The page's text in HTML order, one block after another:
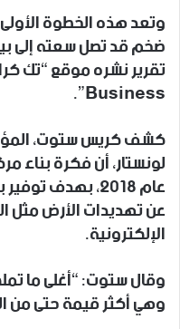
وتعد هذه الخطوة
ضخم قد تصل سعته إلى
تقرير نشره موقع “تك
Business”.
كشف كريس ستوت،
لونستار، أن فكرة بناء
عام 2018، بهدف
عن تهديدات الأرض مثل
الإلكترونية.
وقال ستوت: “أغلى ما
وهي أكثر قيمة حتى من